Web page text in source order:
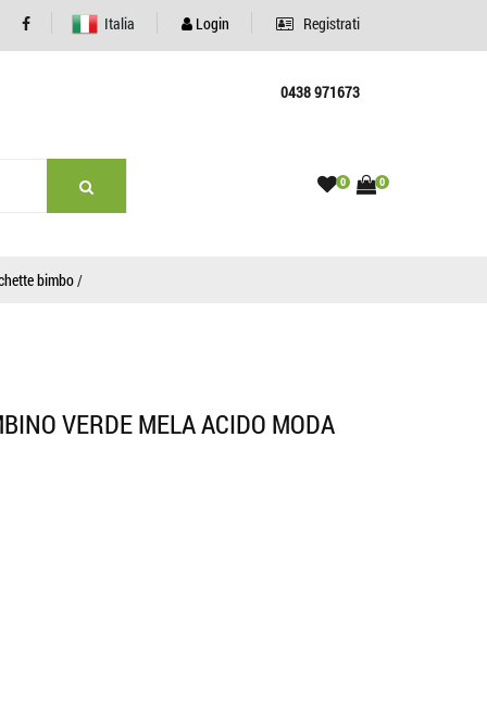
Italia Login Registrati
0438 971673
0 0
bimbo/
VERDE MELA ACIDO MODA